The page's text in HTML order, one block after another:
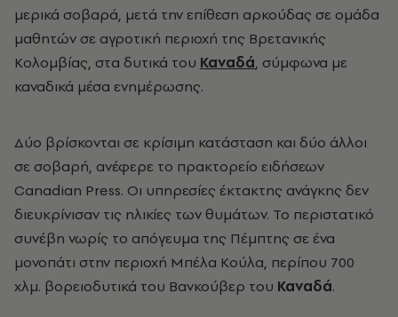
μερικά σοβαρά, μετά την επίθεση αρκούδας σε ομάδα
μαθητών σε αγροτική περιοχή της Βρετανικής
Κολομβίας, στα δυτικά του Καναδά, σύμφωνα με
καναδικά μέσα ενημέρωσης.
Δύο βρίσκονται σε κρίσιμη κατάσταση και δύο άλλοι
σε σοβαρή, ανέφερε το πρακτορείο ειδήσεων
Canadian Press. Οι υπηρεσίες έκτακτης ανάγκης δεν
διευκρίνισαν τις ηλικίες των θυμάτων. Το περιστατικό
συνέβη νωρίς το απόγευμα της Πέμπτης σε ένα
μονοπάτι στην περιοχή Μπέλα Κούλα, περίπου 700
χλμ. βορειοδυτικά του Βανκούβερ του Καναδά.